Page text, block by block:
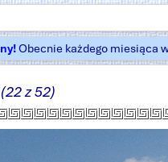
Obecnie każdego miesiąca
(22 z 52)